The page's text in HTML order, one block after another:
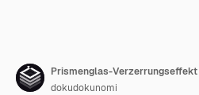
Prismenglas-
dokudokunomi